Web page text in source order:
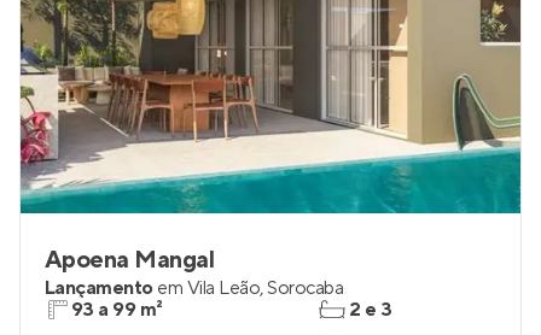
Apoena Mangal
Lançamento em Vila Leão,Sorocaba
93 a 99 m²
2 e 3